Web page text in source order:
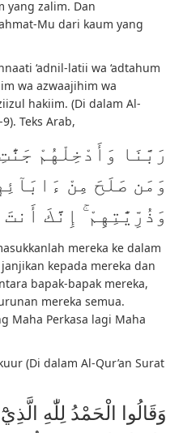
yang zalim. Dan
Mu dari kaum yang
‘adnil-latii wa ‘adtahum
wa azwaajihim wa
hakiim. (Di dalam Al-
Teks Arab,
رَبَّنَا وَأَدْخِلْهُمْ
وَمَن صَلَحَ مِنْ
وَذُرِّيَّٰتِهِمْ ۚ إِنَّكَ
mereka ke dalam
kepada mereka dan
bapak-bapak mereka,
mereka semua.
Maha Perkasa lagi Maha
(Di dalam Al-Qur’an Surat
وَقَالُوا الْحَمْدُ لِلّٰهِ